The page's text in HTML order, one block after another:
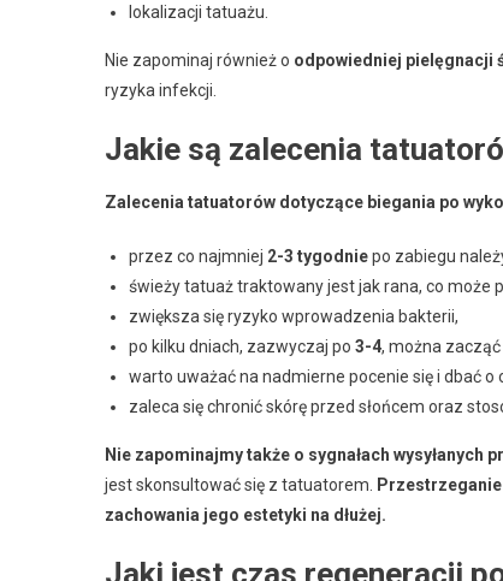
lokalizacji tatuażu.
Nie zapominaj również o odpowiedniej pielęgnacji
ryzyka infekcji.
Jakie są zalecenia
Zalecenia tatuatorów dotyczące biegania po
przez co najmniej 2-3 tygodniepo zabiegu
świeży tatuaż traktowany jest jak rana, co może
zwiększa się ryzyko wprowadzenia bakterii,
po kilku dniach, zazwyczaj po 3-4, można
warto uważać na nadmierne pocenie się i dbać
zaleca się chronić skórę przed słońcem oraz
Nie zapominajmy także o sygnałach wysyłanych
jest skonsultować się z tatuatorem.
zachowania jego estetyki na dłużej.
Jaki jest czas regeneracji